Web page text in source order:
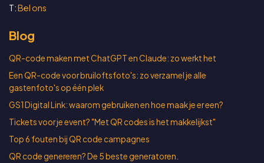
T:Bel ons
Blog
QR-code maken met ChatGPT en Claude: zo werkt het
Een QR-code voor bruiloftsfoto's: zo verzamel je alle
gastenfoto's op één plek
GS1 Digital Link: waarom gebruiken en hoe maak je er een?
Tickets voor je event? "Met QR codes is het makkelijkst"
Top 6 fouten bij QR code campagnes
QR code genereren? De 5 beste generatoren.